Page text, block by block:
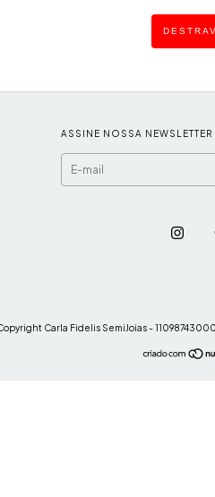
ASSINE NOSSA NEWSLETTER
Carla Fidelis SemiJoias -